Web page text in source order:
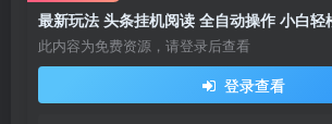
此内容为免费资源，请登录后查看
登录查看